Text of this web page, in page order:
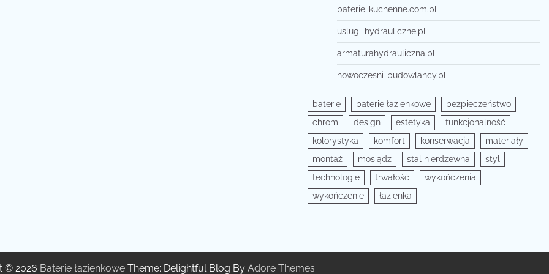
baterie-kuchenne.com.pl
uslugi-hydrauliczne.pl
armaturahydrauliczna.pl
nowoczesni-budowlancy.pl
baterie baterie łazienkowe
bezpieczeństwo
chrom
design estetyka
funkcjonalność
kolorystyka
komfort konserwacja
materiały
montaż
mosiądz stal nierdzewna
styl
technologie
trwałość
wykończenia
wykończenie
łazienka
© 2026 Baterie łazienkowe Theme: Delightful Blog By Adore Themes.